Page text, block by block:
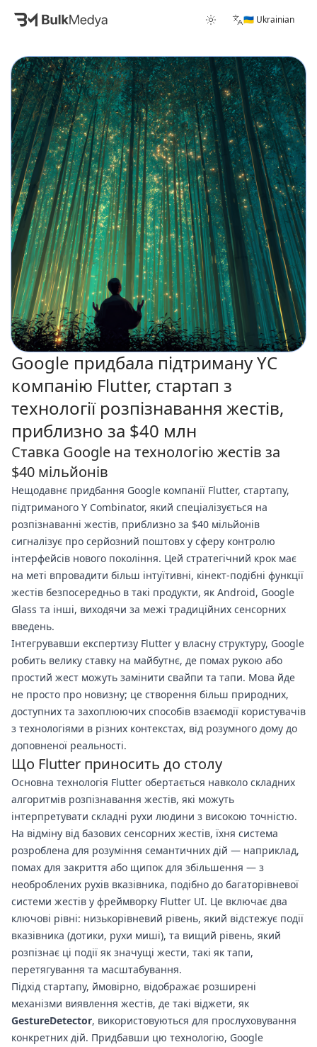
🇺🇦 Ukrainian
Google придбала підтриману YC
компанію Flutter, стартап з
технології розпізнавання жестів,
приблизно за $40 млн
Ставка Google на технологію жестів за
$40 мільйонів
Нещодавнє придбання Google компанії Flutter, стартапу,
підтриманого Y Combinator, який спеціалізується на
розпізнаванні жестів, приблизно за $40 мільйонів
сигналізує про серйозний поштовх у сферу контролю
інтерфейсів нового покоління. Цей стратегічний крок має
на меті впровадити більш інтуїтивні, кінект-подібні функції
жестів безпосередньо в такі продукти, як Android, Google
Glass та інші, виходячи за межі традиційних сенсорних
введень.
Інтегрувавши експертизу Flutter у власну структуру, Google
робить велику ставку на майбутнє, де помах рукою або
простий жест можуть замінити свайпи та тапи. Мова йде
не просто про новизну; це створення більш природних,
доступних та захоплюючих способів взаємодії користувачів
з технологіями в різних контекстах, від розумного дому до
доповненої реальності.
Що Flutter приносить до столу
Основна технологія Flutter обертається навколо складних
алгоритмів розпізнавання жестів, які можуть
інтерпретувати складні рухи людини з високою точністю.
На відміну від базових сенсорних жестів, їхня система
розроблена для розуміння семантичних дій — наприклад,
помах для закриття або щипок для збільшення — з
необроблених рухів вказівника, подібно до багаторівневої
системи жестів у фреймворку Flutter UI. Це включає два
ключові рівні: низькорівневий рівень, який відстежує події
вказівника (дотики, рухи миші), та вищий рівень, який
розпізнає ці події як значущі жести, такі як тапи,
перетягування та масштабування.
Підхід стартапу, ймовірно, відображає розширені
механізми виявлення жестів, де такі віджети, як
GestureDetector, використовуються для прослуховування
конкретних дій. Придбавши цю технологію, Google